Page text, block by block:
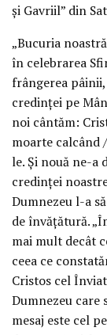
și Gavriil” din
„Bucuria
în celebrarea
frângerea
credinței pe
noi cântăm:
moarte calcând
le. Și nouă ne-a
credinței
Dumnezeu l-a
de învățătură.
mai mult decât
ceea ce
Cristos cel
Dumnezeu care
mesaj este cel